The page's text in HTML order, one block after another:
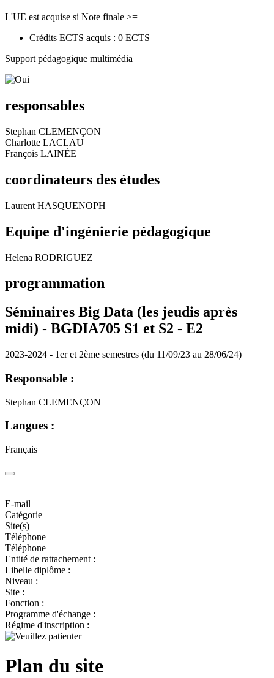
L'UE est acquise si Note finale >=
Crédits ECTS acquis : 0 ECTS
Support pédagogique multimédia
responsables
Stephan CLEMENÇON
Charlotte LACLAU
François LAINÉE
coordinateurs des études
Laurent HASQUENOPH
Equipe d'ingénierie pédagogique
Helena RODRIGUEZ
programmation
Séminaires Big Data (les jeudis après
midi) - BGDIA705 S1 et S2 - E2
2023-2024 - 1er et 2ème semestres (du 11/09/23 au 28/06/24)
Responsable :
Stephan CLEMENÇON
Langues :
Français
E-mail
Catégorie
Site(s)
Téléphone
Téléphone
Entité de rattachement :
Libelle diplôme :
Niveau :
Site :
Fonction :
Programme d'échange :
Régime d'inscription :
Plan du site